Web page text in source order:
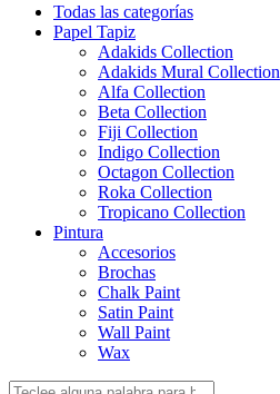
Todas las categorías
Papel Tapiz
Adakids Collection
Adakids Mural Collection
Alfa Collection
Beta Collection
Fiji Collection
Indigo Collection
Octagon Collection
Roka Collection
Tropicano Collection
Pintura
Accesorios
Brochas
Chalk Paint
Satin Paint
Wall Paint
Wax